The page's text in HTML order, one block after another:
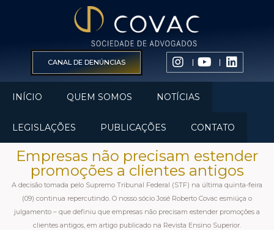
CANAL DE DENÚNCIAS
INÍCIO QUEM SOMOS NOTÍCIAS
LEGISLAÇÕES PUBLICAÇÕES CONTATO
Empresas não precisam estender
promoções a clientes antigos
A decisão tomada pelo Supremo Tribunal Federal (STF) na última quinta-feira
(09) continua repercutindo. O nosso sócio José Roberto Covac esmiúça o
julgamento – que definiu que empresas não precisam estender promoções a
clientes antigos, em artigo publicado na Revista Ensino Superior.